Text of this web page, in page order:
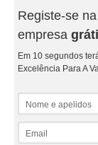
Registe-se na
empresa
Em 10 segundos
Excelência Para A